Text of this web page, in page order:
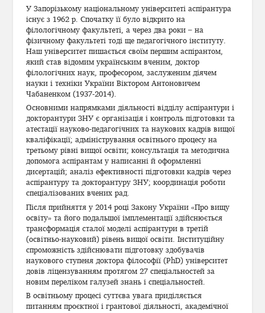
У Запорізькому національному університеті аспірантура
існує з 1962 р. Спочатку її було відкрито на
філологічному факультеті, а через два роки – на
фізичному факультеті тоді ще педагогічного інституту.
Наш університет пишається своїм першим аспірантом,
який став відомим українським вченим, доктор
філологічних наук, професором, заслуженим діячем
науки і техніки України Віктором Антоновичем
Чабаненком (1937-2014).
Основними напрямками діяльності відділу аспірантури і
докторантури ЗНУ є організація і контроль підготовки та
атестації науково-педагогічних та наукових кадрів вищої
кваліфікації; адміністрування освітнього процесу на
третьому рівні вищої освіти; консультація та методична
допомога аспірантам у написанні й оформленні
дисертацій; аналіз ефективності підготовки кадрів через
аспірантуру та докторантуру ЗНУ; координація роботи
спеціалізованих вчених рад.
Після прийняття у 2014 році Закону України «Про вищу
освіту» та його подальшої імплементації здійснюється
трансформація сталої моделі аспірантури в третій
(освітньо-науковий) рівень вищої освіти. Інституційну
спроможність здійснювати підготовку здобувачів
наукового ступеня доктора філософії (PhD) університет
довів ліцензуванням протягом 27 спеціальностей за
новим переліком галузей знань і спеціальностей.
В освітньому процесі суттєва увага приділяється
питанням проєктної і грантової діяльності, академічної